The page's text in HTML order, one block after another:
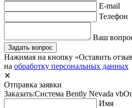
E-mail
Телефон
Ваш
Задать вопрос
Нажимая на кнопку «Оставить
на обработку персональных данных
✕
Отправка заявки
Заказать:Система Bently Nevada
Имя